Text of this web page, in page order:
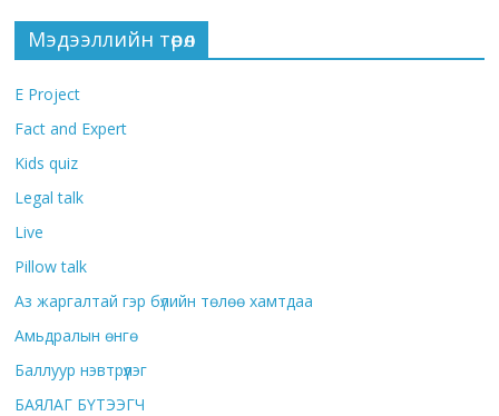
Мэдээллийн төрөл
E Project
Fact and Expert
Kids quiz
Legal talk
Live
Pillow talk
Аз жаргалтай гэр бүлийн төлөө хамтдаа
Амьдралын өнгө
Баллуур нэвтрүүлэг
БАЯЛАГ БҮТЭЭГЧ